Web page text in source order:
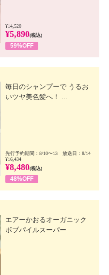
¥14,520
¥5,890(税込)
59%OFF
毎日のシャンプーで うるお
いツヤ美色髪へ！ ...
先行予約期間：8/10〜13 放送日：8/14
¥16,434
¥8,480(税込)
48%OFF
エアーかおるオーガニック
ボブパイルスーパー...